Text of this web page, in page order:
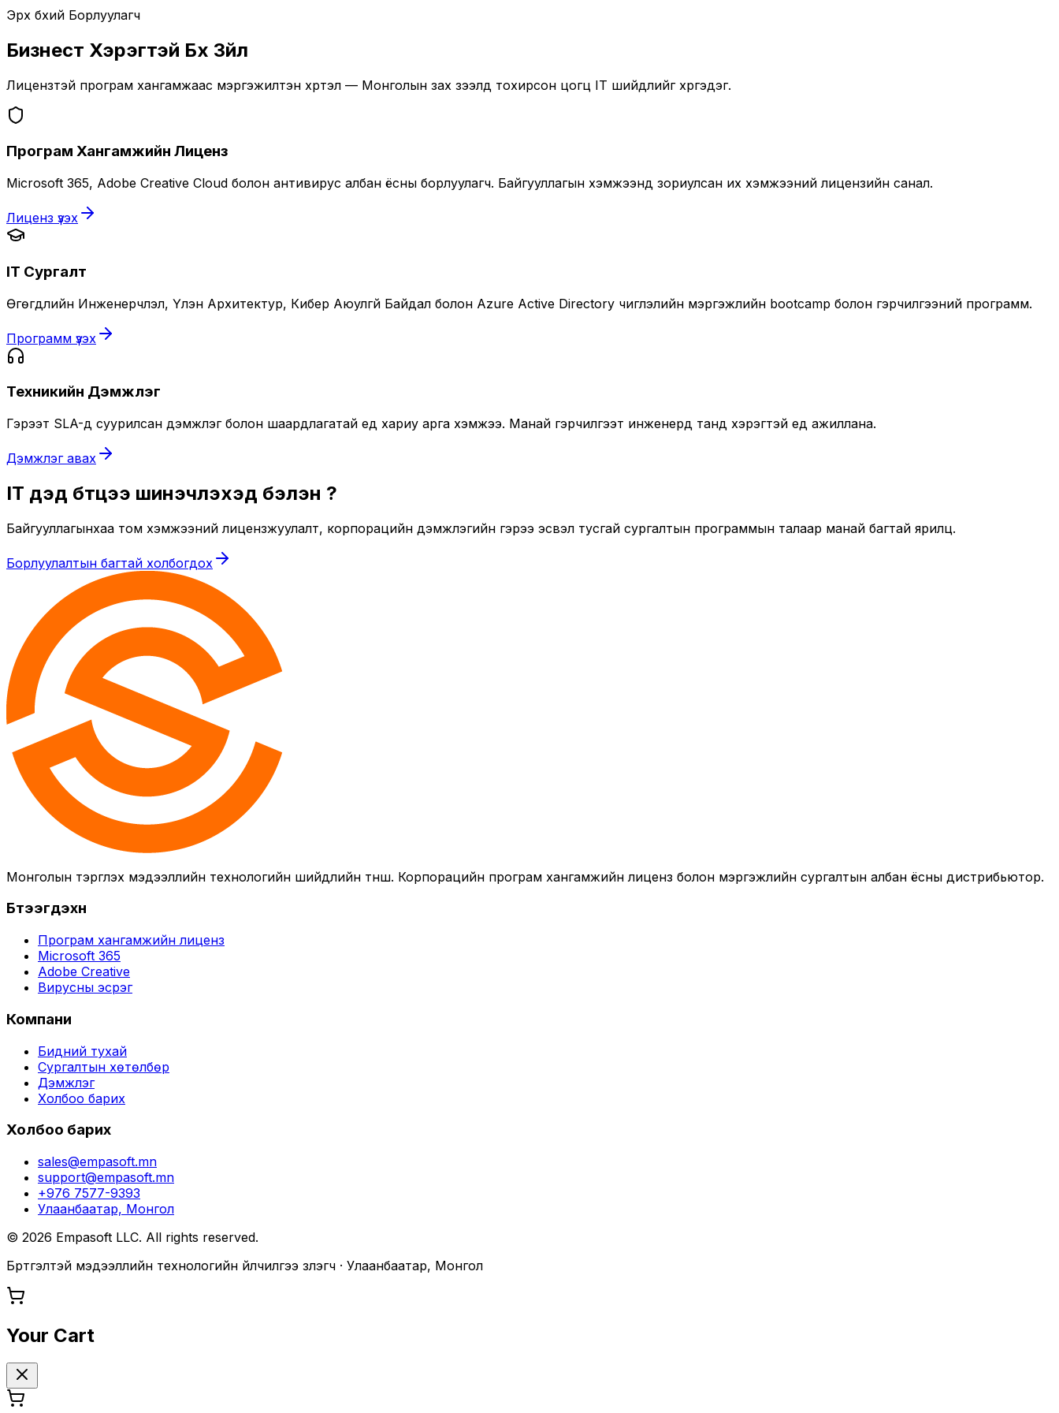
Эрх бүхий Борлуулагч
Бизнест Хэрэгтэй Бүх Зүйл
Лицензтэй програм хангамжаас мэргэжилтэн хүртэл — Монголын зах зээлд тохирсон цогц IT шийдлийг хүргэдэг.
Програм Хангамжийн Лиценз
Microsoft 365, Adobe Creative Cloud болон антивирус албан ёсны борлуулагч. Байгууллагын хэмжээнд зориулсан их хэмжээний лицензийн санал.
Лиценз үзэх
IT Сургалт
Өгөгдлийн Инженерчлэл, Үүлэн Архитектур, Кибер Аюулгүй Байдал болон Azure Active Directory чиглэлийн мэргэжлийн bootcamp болон гэрчилгээний программ.
Программ үзэх
Техникийн Дэмжлэг
Гэрээт SLA-д суурилсан дэмжлэг болон шаардлагатай үед хариу арга хэмжээ. Манай гэрчилгээт инженерүүд танд хэрэгтэй үед ажиллана.
Дэмжлэг авах
IT дэд бүтцээ шинэчлэхэд бэлэн үү?
Байгууллагынхаа том хэмжээний лицензжуулалт, корпорацийн дэмжлэгийн гэрээ эсвэл тусгай сургалтын программын талаар манай багтай ярилц.
Борлуулалтын багтай холбогдох
Монголын тэргүүлэх мэдээллийн технологийн шийдлийн түнш. Корпорацийн програм хангамжийн лиценз болон мэргэжлийн сургалтын албан ёсны дистрибьютор.
Бүтээгдэхүүн
Програм хангамжийн лиценз
Microsoft 365
Adobe Creative
Вирусны эсрэг
Компани
Бидний тухай
Сургалтын хөтөлбөр
Дэмжлэг
Холбоо барих
Холбоо барих
sales@empasoft.mn
support@empasoft.mn
+976 7577-9393
Улаанбаатар, Монгол
© 2026 Empasoft LLC. All rights reserved.
Бүртгэлтэй мэдээллийн технологийн үйлчилгээ үзүүлэгч · Улаанбаатар, Монгол
Your Cart